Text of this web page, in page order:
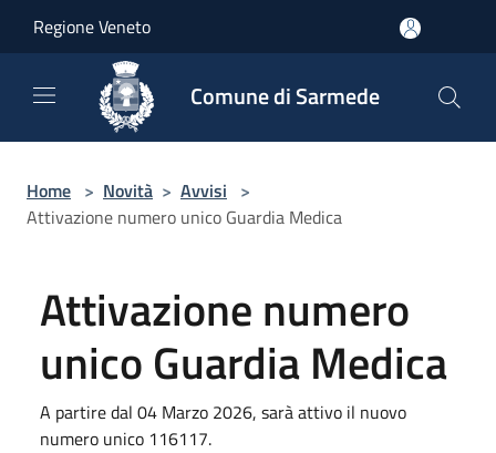
Regione Veneto
Comune di Sarmede
Home > Novità > Avvisi >
Attivazione numero unico Guardia Medica
Attivazione numero
unico Guardia Medica
A partire dal 04 Marzo 2026, sarà attivo il nuovo
numero unico 116117.